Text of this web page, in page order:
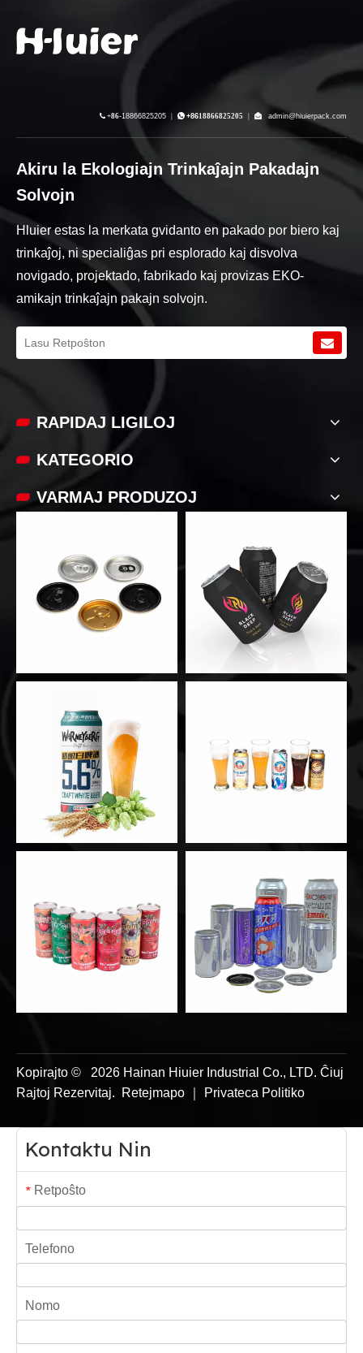
 +86-18866825205  +8618866825205  admin@hiuierpack.com
Akiru la Ekologiajn Trinkaĵajn Pakadajn
Solvojn
Hluier estas la merkata gvidanto en pakado por biero kaj
trinkaĵoj, ni specialiĝas pri esplorado kaj disvolva
novigado, projektado, fabrikado kaj provizas EKO-
amikajn trinkaĵajn pakajn solvojn.
RAPIDAJ LIGILOJ
KATEGORIO
VARMAJ PRODUZOJ
Kopirajto © 2026 Hainan Hiuier Industrial Co., LTD. Ĉiuj
Rajtoj Rezervitaj.
Retejmapo Privateca Politiko
Kontaktu Nin
* Retpoŝto
Telefono
Nomo